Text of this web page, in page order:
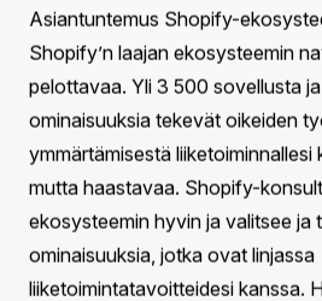
myytäväksi verkossa. Olet
verkkokaupan perustamisesta, ja
olevan ihanteellinen alusta
ole yksin—yli neljä miljoonaa
luottaa Shopifyhin
myymäläsi kasvaa, myös sen
monimutkaisuudet lisääntyvät.
astuvat kuvaan, tarjoten
muuttaakseen verkkokaupan